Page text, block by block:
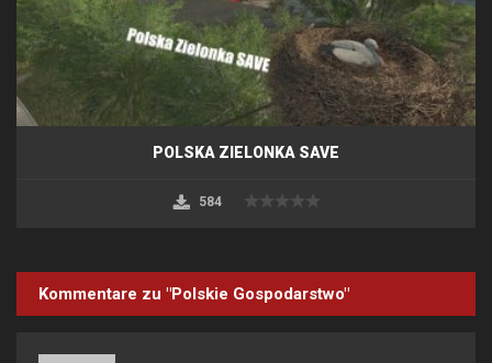
POLSKA ZIELONKA SAVE
584
Kommentare zu "Polskie Gospodarstwo"